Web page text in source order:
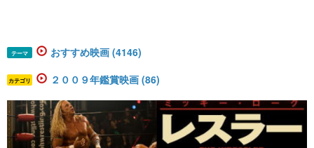
テーマ おすすめ映画 (4146)
カテゴリ ２００９年鑑賞映画 (86)